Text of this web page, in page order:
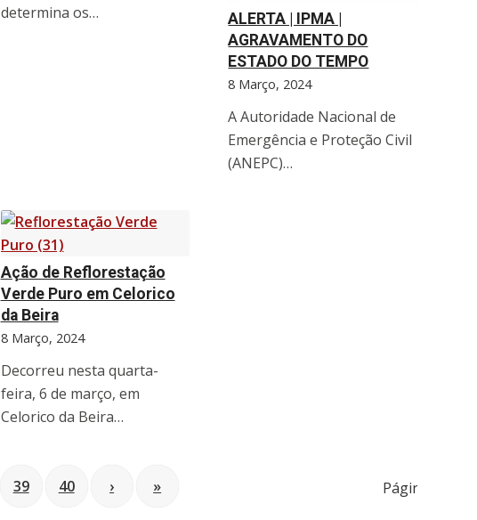
determina os…
ALERTA | IPMA |
AGRAVAMENTO DO
ESTADO DO TEMPO
8 Março, 2024
A Autoridade Nacional de
Emergência e Proteção Civil
(ANEPC)…
Ação de Reflorestação
Verde Puro em Celorico
da Beira
8 Março, 2024
Decorreu nesta quarta-
feira, 6 de março, em
Celorico da Beira…
Página
39 40 › »